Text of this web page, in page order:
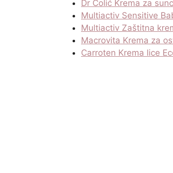
Dr Colić Krema za
Multiactiv Sensitive
Multiactiv Zaštitna
Macrovita Krema za
Carroten Krema lice